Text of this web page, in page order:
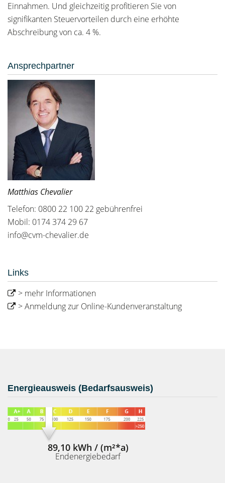
Einnahmen. Und gleichzeitig profitieren Sie von
signifikanten Steuervorteilen durch eine erhöhte
Abschreibung von ca. 4 %.
Ansprechpartner
Matthias Chevalier
Telefon: 0800 22 100 22 gebührenfrei
Mobil: 0174 374 29 67
info@cvm-chevalier.de
Links
> mehr Informationen
> Anmeldung zur Online-Kundenveranstaltung
Energieausweis (Bedarfsausweis)
89,10 kWh / (m²*a)
Endenergiebedarf